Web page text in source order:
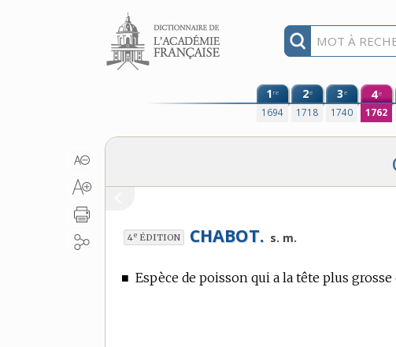
Aller au contenu
1re
1694
2e
1718
3e
1740
4e
1762
4e ÉDITION CHABOT. s. m.
■ Espèce de poisson qui a la tête plus